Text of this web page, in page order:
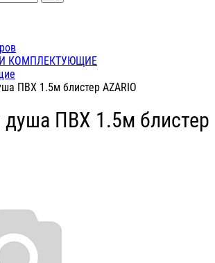
КОМПЛЕКТУЮЩИЕ
ПВХ 1.5м блистер AZARIO
душа ПВХ 1.5м блистер